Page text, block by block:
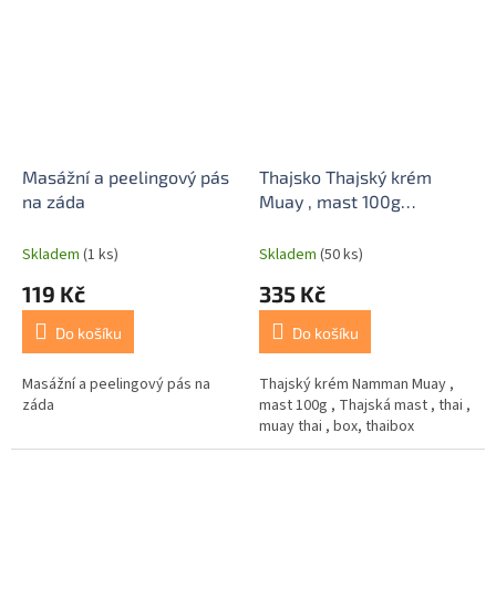
Masážní a peelingový pás
na záda
Skladem (1 ks)
119 Kč
Do košíku
Masážní a peelingový pás na
záda
Thajsko Thajský krém
Muay , mast 100g
2.0, nová receptura
Skladem (50 ks)
335 Kč
Do košíku
Thajský krém Namman Muay ,
mast 100g , Thajská mast , thai ,
muay thai , box, thaibox